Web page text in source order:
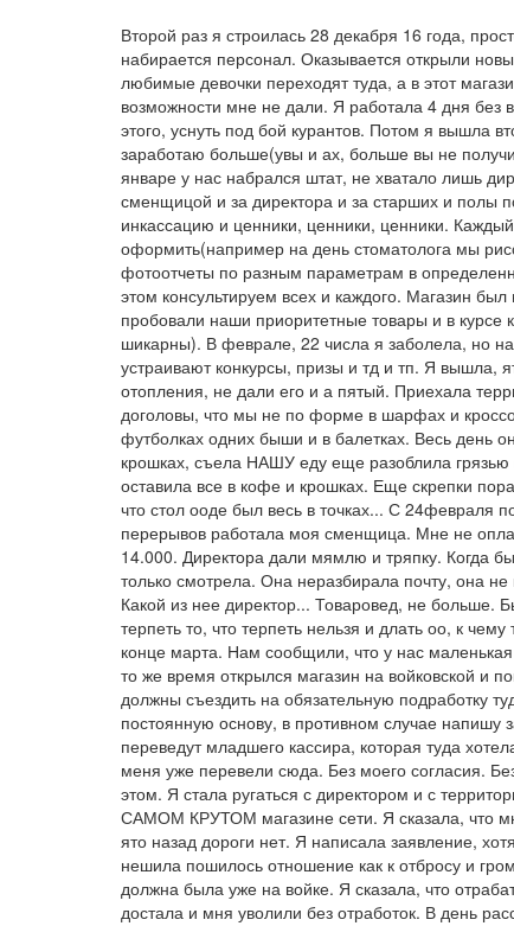
Второй раз я строилась 28 декабря 16 года,
набирается персонал. Оказывается открыли
любимые девочки переходят туда, а в этот
возможности мне не дали. Я работала 4 дня без
этого, уснуть под бой курантов. Потом я вышла
заработаю больше(увы и ах, больше вы не
январе у нас набрался штат, не хватало лишь
сменщицой и за директора и за старших и полы
инкассацию и ценники, ценники, ценники.
оформить(например на день стоматолога мы
фотоотчеты по разным параметрам в
этом консультируем всех и каждого. Магазин
пробовали наши приоритетные товары и в курсе
шикарны). В феврале, 22 числа я заболела, но на
устраивают конкурсы, призы и тд и тп. Я вышла,
отопления, не дали его и а пятый. Приехала
доголовы, что мы не по форме в шарфах и
футболках одних быши и в балетках. Весь день
крошках, съела НАШУ еду еще разоблила
оставила все в кофе и крошках. Еще скрепки
что стол ооде был весь в точках... С 24февраля
перерывов работала моя сменщица. Мне не
14.000. Директора дали мямлю и тряпку. Когда
только смотрела. Она неразбирала почту, она
Какой из нее директор... Товаровед, не больше.
терпеть то, что терпеть нельзя и длать оо, к
конце марта. Нам сообщили, что у нас
то же время открылся магазин на войковской и
должны съездить на обязательную подработку
постоянную основу, в противном случае напишу
переведут младшего кассира, которая туда
меня уже перевели сюда. Без моего согласия.
этом. Я стала ругаться с директором и с
САМОМ КРУТОМ магазине сети. Я сказала, что
ято назад дороги нет. Я написала заявление,
нешила пошилось отношение как к отбросу и
должна была уже на войке. Я сказала, что
достала и мня уволили без отработок. В день